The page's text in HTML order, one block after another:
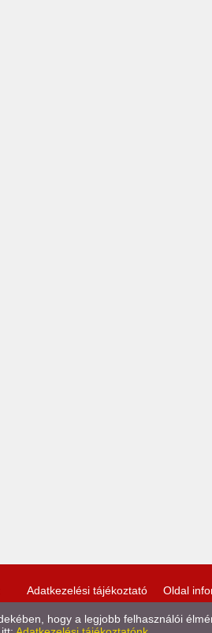
Adatkezelési tájékoztató Oldal
hogy a legjobb felhasználói